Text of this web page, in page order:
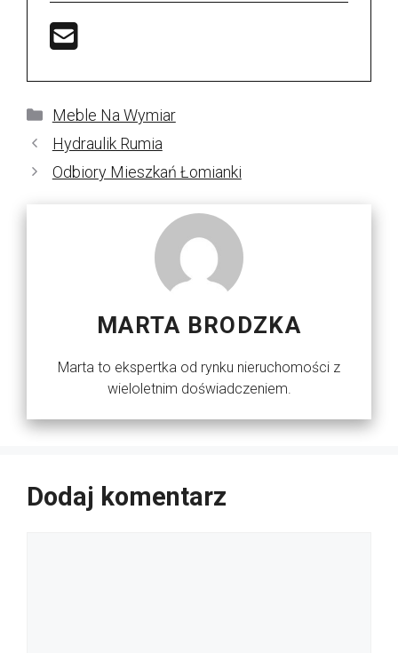
Kategorie
Meble Na Wymiar
Hydraulik Rumia
Odbiory Mieszkań Łomianki
MARTA BRODZKA
Marta to ekspertka od rynku nieruchomości z
wieloletnim doświadczeniem.
Dodaj komentarz